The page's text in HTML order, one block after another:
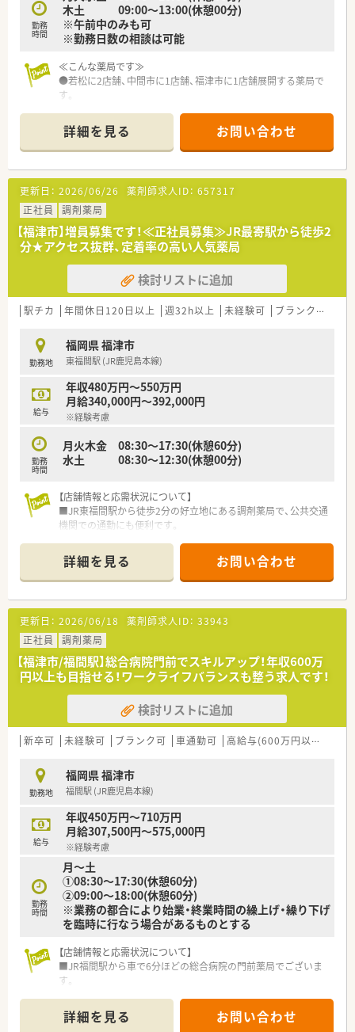
勤務
時間
木土 09:00～13:00(休憩00分)
※午前中のみも可
※勤務日数の相談は可能
≪こんな薬局です≫
●若松に2店舗、中間市に1店舗、福津市に1店舗展開する薬局で
す。
●ドクターが月に3～4回ほど、メーカー同席の勉強会も開催し
ています。
●薬局近くにはファミレス・ドラッグストア・家電屋など周辺環
境も充実しています。
●店舗間が近いため、皆さんで助け合いながらお休みを取得され
ています。
詳細を見る お問い合わせ
更新日： 2026/06/26 薬剤師求人ID： 657317
正社員
調剤薬局
【福津市】増員募集です！≪正社員募集≫JR最寄駅から徒歩2
分★アクセス抜群、定着率の高い人気薬局
検討リストに追加
駅チカ 年間休日120日以上 週32h以上 未経験可 ブランク可
勤務地
福岡県 福津市
東福間駅 (JR鹿児島本線)
給与
年収480万円～550万円
月給340,000円～392,000円
※経験考慮
勤務
時間
月火木金 08:30～17:30(休憩60分)
水土 08:30～12:30(休憩00分)
【店舗情報と応需状況について】
■JR東福間駅から徒歩2分の好立地にある調剤薬局で、公共交通
機関での通勤にも便利です。
枚数は1日あたり30枚ほどです。
■現在は薬剤師1～2名体制ですが、今後は薬剤師2名体制で運営
していく予定となっております。
【募集背景と求める人物像について】
■増員のため新たな仲間を募集しており、今回は正社員として勤
務してくださる方を求めています。
■コミュニケーション能力が高く、協調性を持った方と働きたい
と考えている職場です。
■かかりつけ薬剤師業務にも前向きに取り組める、意欲の高い方
を歓迎しています。
【法人特徴について】
■福岡県や熊本県、大分県に約30店舗の調剤薬局を展開してい
■関東や関西、北陸、東海エリアに展開する大手ドラッグストア
グループの一員です。
■年間休日120日以上と労働環境が整っており、プライベートも
大切にできます。
【求人情報について】
■未経験者やブランクがある方も歓迎しており、安心して入社で
きます。
■給与は経験やスキルを考慮し、年収480万円から550万円でご
相談可能です。
■昇給は年1回あり、賞与は年2回で合わせて1.5ヶ月分支給され
る実績があります。
詳細を見る お問い合わせ
更新日： 2026/06/18 薬剤師求人ID： 33943
正社員
調剤薬局
【福津市/福間駅】総合病院門前でスキルアップ！年収600万
円以上も目指せる！ワークライフバランスも整う求人です！
検討リストに追加
新卒可 未経験可 ブランク可 車通勤可 高給与(600万円以上)
勤務地
福岡県 福津市
福間駅 (JR鹿児島本線)
給与
年収450万円～710万円
月給307,500円～575,000円
※経験考慮
勤務
時間
月～土
①08:30～17:30(休憩60分)
②09:00～18:00(休憩60分)
※業務の都合により始業・終業時間の繰上げ・繰り下げ
を臨時に行なう場合があるものとする
【店舗情報と応需状況について】
■JR福間駅から車で6分ほどの総合病院の門前薬局でございま
す。
ています。
■常勤薬剤師3名、パート薬剤師2名体制で地域医療に貢献して
詳細を見る お問い合わせ